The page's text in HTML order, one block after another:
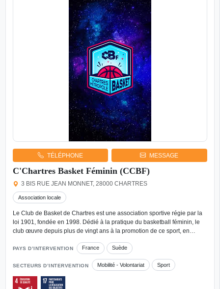
TÉLÉPHONE MESSAGE
C'Chartres Basket Féminin (CCBF)
3 BIS RUE JEAN MONNET, 28000 CHARTRES
Association locale
Le Club de Basket de Chartres est une association sportive régie par la
loi 1901, fondée en 1998. Dédié à la pratique du basketball féminin, le
club œuvre depuis plus de vingt ans à la promotion de ce sport, en…
PAYS D’INTERVENTION France Suède
SECTEURS D’INTERVENTION Mobilité - Volontariat Sport